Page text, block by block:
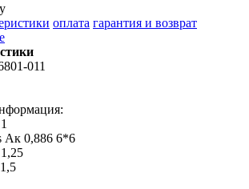
оплата гарантия и возврат
011
Ак 0,886 6*6